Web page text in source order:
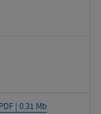
| 0.31 Mb